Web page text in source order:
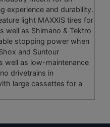
experience and durability.
light MAXXIS tires for
well as Shimano & Tektro
stopping power when
and Suntour
well as low-maintenance
drivetrains in
large cassettes for a